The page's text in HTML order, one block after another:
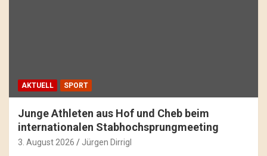
AKTUELL SPORT
Junge Athleten aus Hof und Cheb beim
internationalen Stabhochsprungmeeting
3. August 2026 Jürgen Dirrigl